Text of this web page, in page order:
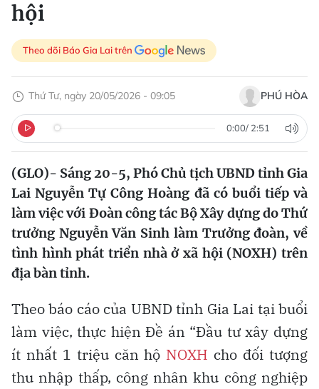
hội
Theo dõi Báo Gia Lai trên
Thứ Tư, ngày 20/05/2026 - 09:05 PHÚ HÒA
0:00/ 2:51
(GLO)- Sáng 20-5, Phó Chủ tịch UBND tỉnh Gia
Lai Nguyễn Tự Công Hoàng đã có buổi tiếp và
làm việc với Đoàn công tác Bộ Xây dựng do Thứ
trưởng Nguyễn Văn Sinh làm Trưởng đoàn, về
tình hình phát triển nhà ở xã hội (NOXH) trên
địa bàn tỉnh.
Theo báo cáo của UBND tỉnh Gia Lai tại buổi
làm việc, thực hiện Đề án “Đầu tư xây dựng
ít nhất 1 triệu căn hộ NOXH cho đối tượng
thu nhập thấp, công nhân khu công nghiệp